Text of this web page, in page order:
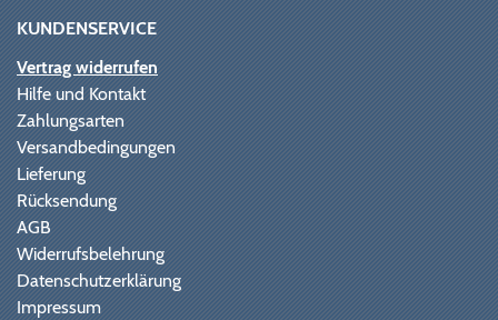
KUNDENSERVICE
Vertrag widerrufen
Hilfe und Kontakt
Zahlungsarten
Versandbedingungen
Lieferung
Rücksendung
AGB
Widerrufsbelehrung
Datenschutzerklärung
Impressum